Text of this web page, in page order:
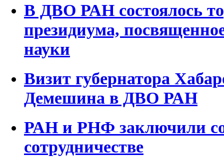
В ДВО РАН состоялось
президиума,
науки
Визит губернатора
Демешина в ДВО РАН
РАН и РНФ заключили
сотрудничестве